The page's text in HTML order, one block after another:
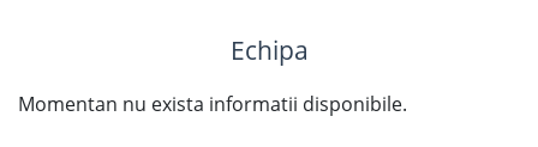
Echipa
Momentan nu exista informatii disponibile.